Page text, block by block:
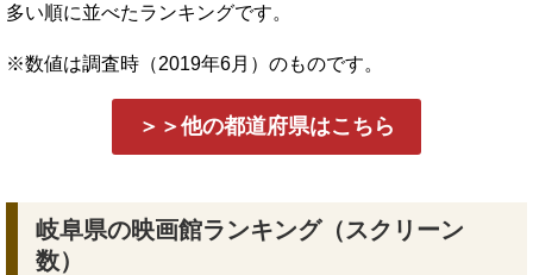
多い順に並べたランキングです。
※数値は調査時（2019年6月）のものです。
＞＞他の都道府県はこちら
岐阜県の映画館ランキング（スクリーン
数）